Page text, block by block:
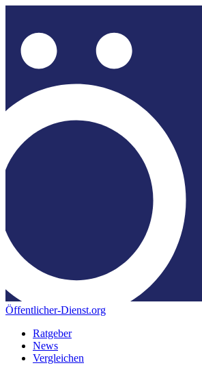
Öffentlicher-Dienst.org
Ratgeber
News
Vergleichen